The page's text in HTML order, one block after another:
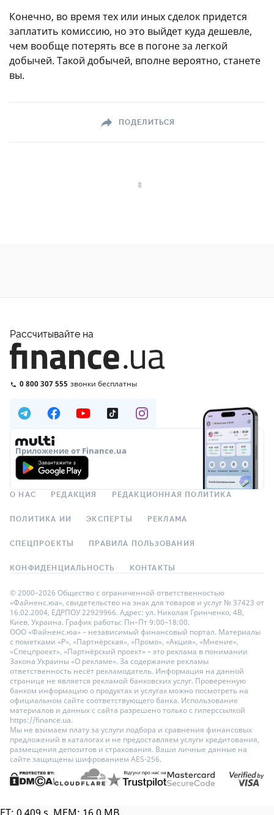
Конечно, во время тех или иных сделок придется
заплатить комиссию, но это выйдет куда дешевле,
чем вообще потерять все в погоне за легкой
добычей. Такой добычей, вполне вероятно, станете
вы.
ПОДЕЛИТЬСЯ
Рассчитывайте на
0 800 307 555 звонки бесплатны
Приложение от Finance.ua
О НАС РЕДАКЦИЯ РЕДАКЦИОННАЯ ПОЛИТИКА
ПОЛИТИКА ИИ ЭКСПЕРТЫ РЕКЛАМА
СПЕЦПРОЕКТЫ ПРАВИЛА ПОЛЬЗОВАНИЯ
КОНФИДЕНЦИАЛЬНОСТЬ КОНТАКТЫ
© 2000–2026 Общество с ограниченной ответственностью
«Файненс.юа», свидетельство на знак для товаров и услуг № 37423 от
16.02.2004, ЕДРПОУ 22929966. Адрес: ул. Николая Гринченко, 4В,
Киев, Украина. График работы: Пн–Пт 9:00–18:00.
ООО «Файненс.юа» – независимый финансовый портал. Материалы
с пометками «Р», «Партнёрская», «Промо», «Акция», «Мнение»,
«Спецпроект», «Партнёрский проект» – это реклама в понимании
Закона Украины «О рекламе». За содержание рекламы
ответственность несёт рекламодатель. Информация на данной
странице не является рекламой банковских услуг. Проверенную
банком информацию о продуктах и услугах можно посмотреть на
официальном сайте соответствующего банка. Использование
материалов и данных с сайта разрешено только с гиперссылкой
https://finance.ua.
Мы не взимаем плату за услуги подбора и сравнения финансовых
предложений в каталогах и не предоставляем услуги кредитования,
размещения депозитов и страхования. Ваши личные данные на
сайте защищены шифрованием AES-256.